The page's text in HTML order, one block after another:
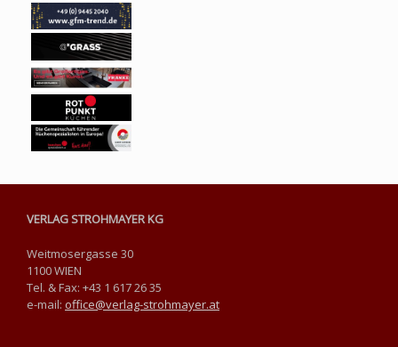
VERLAG STROHMAYER KG
Weitmosergasse 30
1100 WIEN
Tel. & Fax: +43 1 617 26 35
e-mail: office@verlag-strohmayer.at